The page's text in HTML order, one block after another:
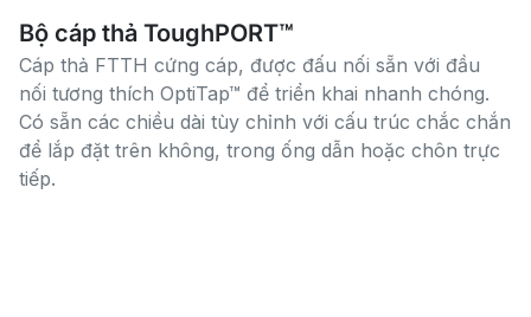
Bộ cáp thả ToughPORT™
Cáp thả FTTH cứng cáp, được đấu nối sẵn với đầu
nối tương thích OptiTap™ để triển khai nhanh chóng.
Có sẵn các chiều dài tùy chỉnh với cấu trúc chắc chắn
để lắp đặt trên không, trong ống dẫn hoặc chôn trực
tiếp.